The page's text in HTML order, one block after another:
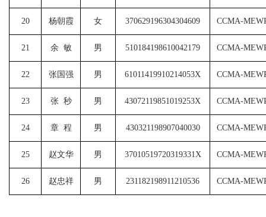
20 杨朝霞 女 370629196304304609 CCMA-
21 余 敏 男 510184198610042179 CCMA-
22 张国强 男 61011419910214053X CCMA-
23 张 秒 男 43072119851019253X CCMA-
24 章 程 男 430321198907040030 CCMA-
25 赵文华 男 37010519720319331X CCMA-
26 赵忠祥 男 231182198911210536 CCMA-